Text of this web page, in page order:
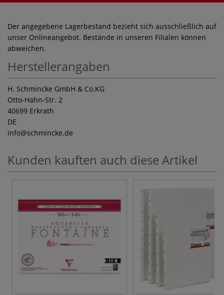
Der angegebene Lagerbestand bezieht sich ausschließlich auf
unser Onlineangebot. Bestände in unseren Filialen können
abweichen.
Herstellerangaben
H. Schmincke GmbH & Co.KG
Otto-Hahn-Str. 2
40699 Erkrath
DE
info@schmincke.de
Kunden kauften auch diese Artikel